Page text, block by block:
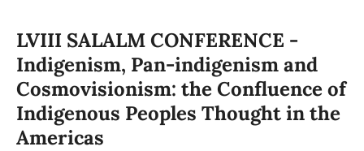
LVIII SALALM CONFERENCE -
Indigenism, Pan-indigenism and
Cosmovisionism: the Confluence of
Indigenous Peoples Thought in the
Americas